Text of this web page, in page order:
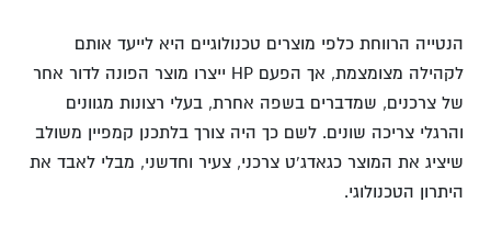
הנטייה הרווחת כלפי מוצרים טכנולוגיים היא לייעד אותם
לקהילה מצומצמת, אך הפעם HP ייצרו מוצר הפונה לדור אחר
של צרכנים, שמדברים בשפה אחרת, בעלי רצונות מגוונים
והרגלי צריכה שונים. לשם כך היה צורך בלתכנן קמפיין משולב
שיציג את המוצר כגאדג'ט צרכני, צעיר וחדשני, מבלי לאבד את
היתרון הטכנולוגי.